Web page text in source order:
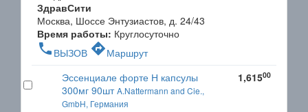
ЗдравСити
Москва, Шоссе Энтузиастов, д. 24/43
Время работы: Круглосуточно
phone ВЫЗОВ directionsМаршрут
Эссенциале форте Н капсулы
300мг 90штA.Nattermann and Cie.,
GmbH, Германия
1,61500